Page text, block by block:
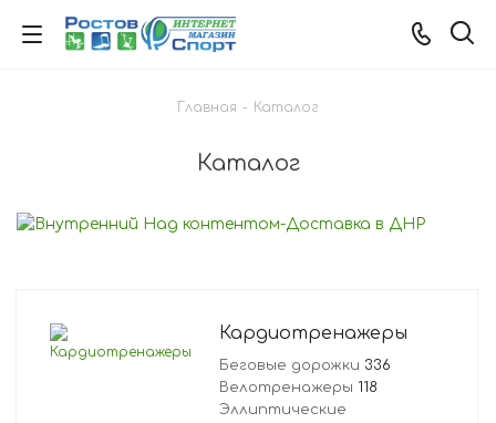
Главная - Каталог
Каталог
Кардиотренажеры
Беговые дорожки 336
Велотренажеры 118
Эллиптические